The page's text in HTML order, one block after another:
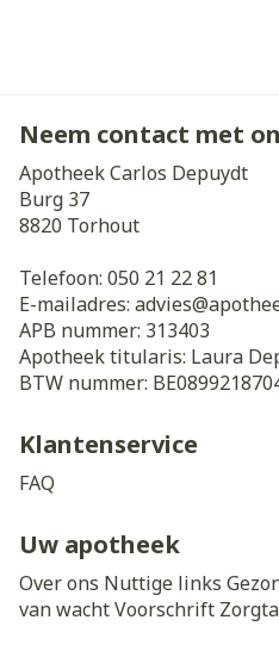
Neem contact met
Apotheek Carlos Depuydt
Burg 37
8820 Torhout
Telefoon: 050 21 22 81
E-mailadres: advies@
APB nummer: 313403
Apotheek titularis: Laura
BTW nummer:
Klantenservice
FAQ
Uw apotheek
Over ons Nuttige links
van wachtVoorschrift